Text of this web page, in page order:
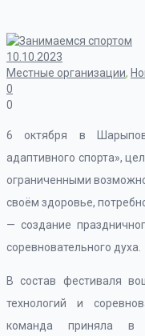
10.10.2023
Местные организации,
0
0
6 октября в
адаптивного спорта»,
ограниченными
своём здоровье,
— создание
соревновательного духа.
В состав фестиваля
технологий и
команда приняла в